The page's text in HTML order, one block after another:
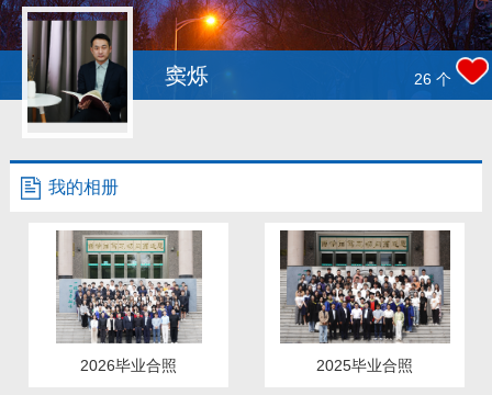
教学研究
获奖信息
招生信息
学生信息
我的相册
教师博客
窦烁 26 个
我的相册
2026毕业合照 2025毕业合照